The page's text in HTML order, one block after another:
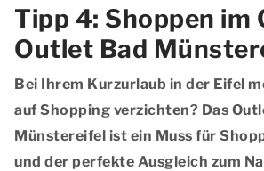
Tipp 4: Shoppen im
Outlet Bad
Bei Ihrem Kurzurlaub in der Eifel
auf Shopping verzichten? Das
Münstereifel ist ein Muss für
und der perfekte Ausgleich zum